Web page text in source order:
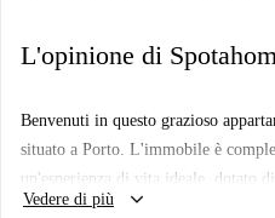
L'opinione di
Benvenuti in questo grazioso
situato a Porto. L'immobile è
un'esperienza di vita ideale, dotato
privata, cucina attrezzata e TV.
Vedere di più keyboard_arrow_down